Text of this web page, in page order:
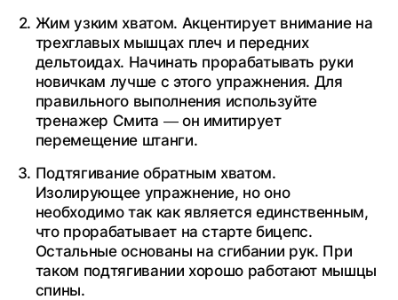
Жим узким хватом. Акцентирует внимание на
трехглавых мышцах плеч и передних
дельтоидах. Начинать прорабатывать руки
новичкам лучше с этого упражнения. Для
правильного выполнения используйте
тренажер Смита — он имитирует
перемещение штанги.
Подтягивание обратным хватом.
Изолирующее упражнение, но оно
необходимо так как является единственным,
что прорабатывает на старте бицепс.
Остальные основаны на сгибании рук. При
таком подтягивании хорошо работают мышцы
спины.